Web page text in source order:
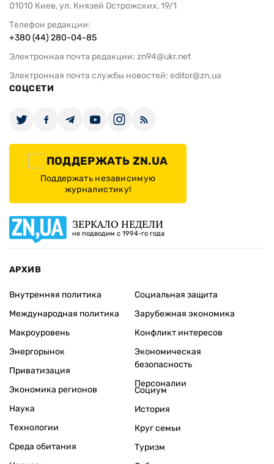
01010 Киев, ул. Князей Острожских, 19/1
Телефон редакции:
+380 (44) 280-04-85
Электронная почта редакции: zn94@ukr.net
Электронная почта службы новостей: editor@zn.ua
СОЦСЕТИ
ПОДДЕРЖАТЬ ZN.UA
Поддержать независимую
журналистику!
ЗЕРКАЛО НЕДЕЛИ
не подводим с 1994-го года
АРХИВ
Внутренняя политика
Международная политика
Макроуровень
Энергорынок
Приватизация
Экономика регионов
Социальная защита
Зарубежная экономика
Конфликт интересов
Экономическая
безопасность
Персоналии
Наука
Технологии
Среда обитания
Социум
История
Круг семьи
Туризм